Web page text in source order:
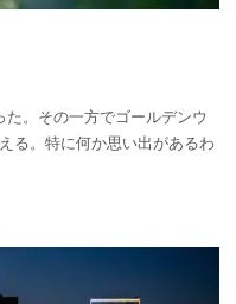
。その一方でゴールデンウ
る。特に何か思い出があるわ